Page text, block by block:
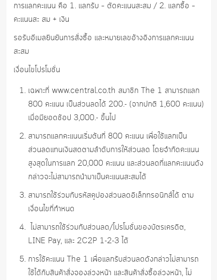
การแลกคะแนน คือ 1. แลกรับ – ตัดคะแนนสะสม / 2. แลกซื้อ –
คะแนนสะ สม + เงิน
รอรับอีเมลยินยันการสั่งซื้อ และหมายเลขอ้างอิงการแลกคะแนน
สะสม
เงื่อนไขโปรโมชั่น
เฉพาะที่ www.central.co.th สมาชิก The 1 สามารถแลก
800 คะแนน เป็นส่วนลดได้ 200.- (จากปกติ 1,600 คะแนน)
เมื่อมียอดช้อป 3,000.- ขึ้นไป
สามารถแลกคะแนนเริ่มต้นที่ 800 คะแนน เพื่อใช้แลกเป็น
ส่วนลดแทนเงินสดตามลำดับการให้ส่วนลด โดยจำกัดคะแนน
สูงสุดในการแลก 20,000 คะแนน และส่วนลดที่แลกคะแนนดัง
กล่าวจะไม่สามารถนำมาเป็นคะแนนสะสมได้
สามารถใช้ร่วมกับรหัสคูปองส่วนลดอิเล็กทรอนิกส์ได้ ตาม
เงื่อนไขที่กำหนด
ไม่สามารถใช้ร่วมกับส่วนลด/โปรโมชั่นของบัตรเครดิต,
LINE Pay, และ 2C2P 1-2-3 ได้
การใช้คะแนน The 1 เพื่อแลกรับส่วนลดดังกล่าวไม่สามารถ
ใช้ได้กับสินค้าสั่งจองล่วงหน้า และสินค้าสั่งซื้อล่วงหน้า, ไม่